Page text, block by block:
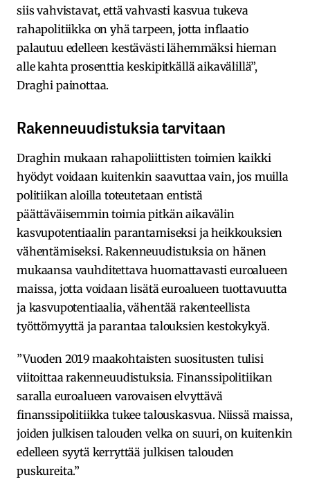
siis vahvistavat, että vahvasti kasvua tukeva
rahapolitiikka on yhä tarpeen, jotta inflaatio
palautuu edelleen kestävästi lähemmäksi hieman
alle kahta prosenttia keskipitkällä aikavälillä”,
Draghi painottaa.
Rakenneuudistuksia tarvitaan
Draghin mukaan rahapoliittisten toimien kaikki
hyödyt voidaan kuitenkin saavuttaa vain, jos muilla
politiikan aloilla toteutetaan entistä
päättäväisemmin toimia pitkän aikavälin
kasvupotentiaalin parantamiseksi ja heikkouksien
vähentämiseksi. Rakenneuudistuksia on hänen
mukaansa vauhditettava huomattavasti euroalueen
maissa, jotta voidaan lisätä euroalueen tuottavuutta
ja kasvupotentiaalia, vähentää rakenteellista
työttömyyttä ja parantaa talouksien kestokykyä.
”Vuoden 2019 maakohtaisten suositusten tulisi
viitoittaa rakenneuudistuksia. Finanssipolitiikan
saralla euroalueen varovaisen elvyttävä
finanssipolitiikka tukee talouskasvua. Niissä maissa,
joiden julkisen talouden velka on suuri, on kuitenkin
edelleen syytä kerryttää julkisen talouden
puskureita.”